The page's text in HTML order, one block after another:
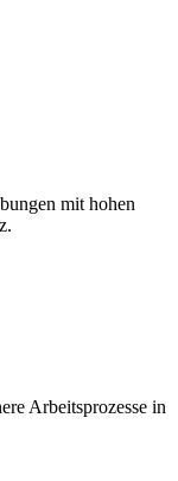
mit hohen
Arbeitsprozesse in